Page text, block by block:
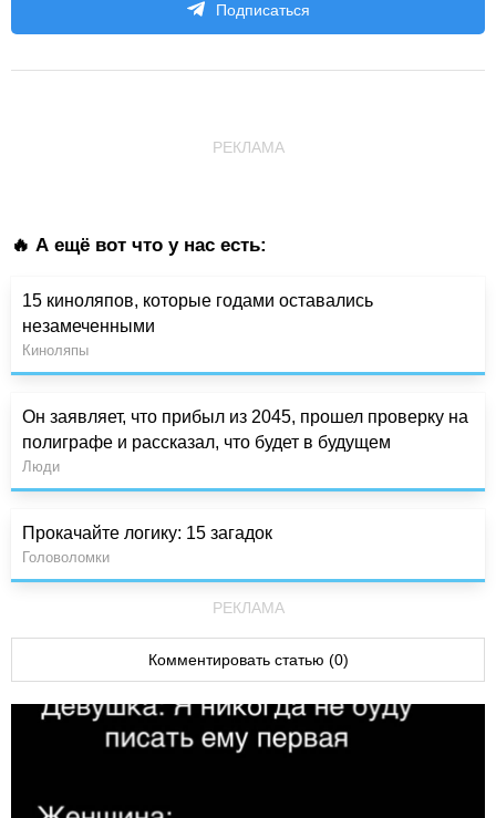
Подписаться
РЕКЛАМА
🔥 А ещё вот что у нас есть:
15 киноляпов, которые годами оставались
незамеченными
Киноляпы
Он заявляет, что прибыл из 2045, прошел проверку на
полиграфе и рассказал, что будет в будущем
Люди
Прокачайте логику: 15 загадок
Головоломки
РЕКЛАМА
Комментировать статью (0)